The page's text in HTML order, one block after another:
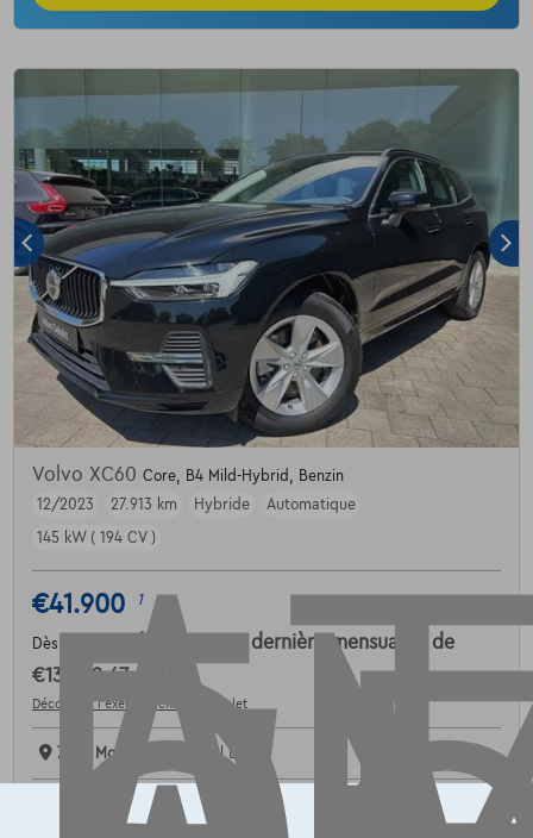
Volvo XC60 Core, B4 Mild-Hybrid, Benzin
12/2023
27.913 km Hybride
Automatique
145 kW ( 194 CV )
€41.900 1
Dès
et une dernière mensualité de
€13.202,67
Découvrez l’exemple chiffré complet
7700 Mouscron, Novabil LC
Comparer